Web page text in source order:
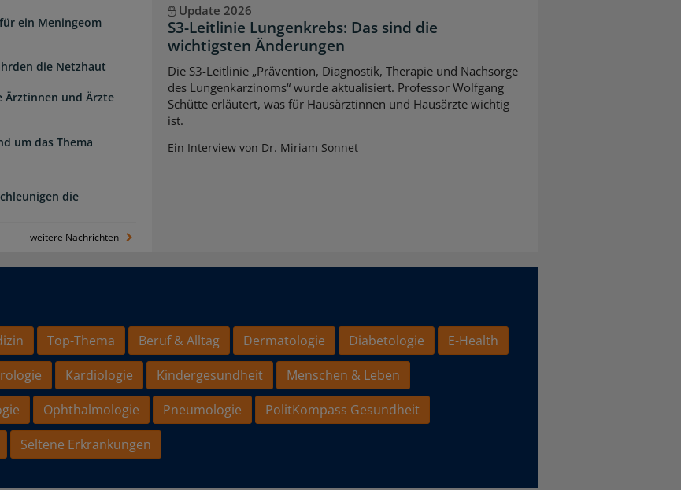
ein Meningeom
die Netzhaut
Ärztinnen und Ärzte
um das Thema
die
weitere Nachrichten
Update 2026
S3-Leitlinie Lungenkrebs: Das sind die
wichtigsten Änderungen
Die S3-Leitlinie „Prävention, Diagnostik, Therapie und Nachsorge
des Lungenkarzinoms“ wurde aktualisiert. Professor Wolfgang
Schütte erläutert, was für Hausärztinnen und Hausärzte wichtig
ist.
Ein Interview von Dr. Miriam Sonnet
Top-Thema Beruf & Alltag Dermatologie Diabetologie
E-Health
Kardiologie Kindergesundheit
Menschen & Leben
Ophthalmologie Pneumologie
PolitKompass Gesundheit
Seltene Erkrankungen